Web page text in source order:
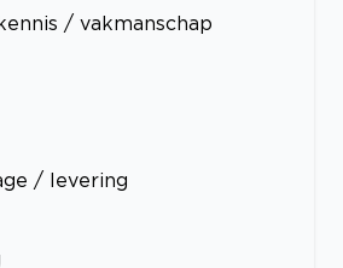
/ vakmanschap
/ levering